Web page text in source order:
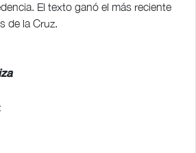
El texto ganó el más reciente
de la Cruz.